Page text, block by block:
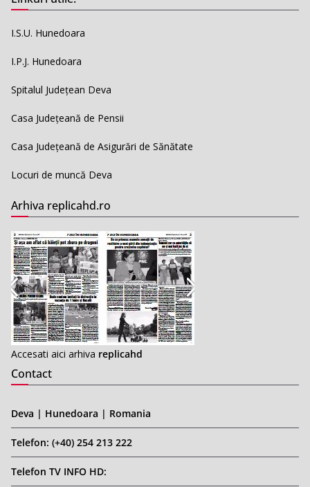
I.S.U. Hunedoara
I.P.J. Hunedoara
Spitalul Județean Deva
Casa Județeană de Pensii
Casa Județeană de Asigurări de Sănătate
Locuri de muncă Deva
Arhiva replicahd.ro
Accesati aici arhiva replicahd
Contact
Deva | Hunedoara | Romania
Telefon: (+40) 254 213 222
Telefon TV INFO HD: